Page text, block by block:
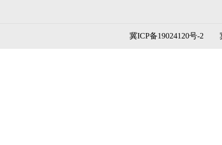
冀ICP备19024120号-2